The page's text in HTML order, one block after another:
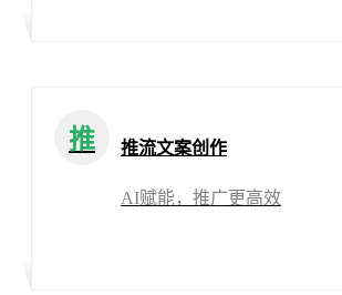
推 推流文案创作
AI赋能，推广更高效